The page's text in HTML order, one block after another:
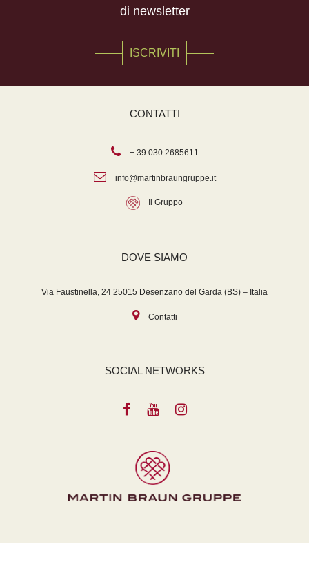
di newsletter
ISCRIVITI
CONTATTI
+ 39 030 2685611
info@martinbraungruppe.it
Il Gruppo
DOVE SIAMO
Via Faustinella, 24 25015 Desenzano del Garda (BS) – Italia
Contatti
SOCIAL NETWORKS